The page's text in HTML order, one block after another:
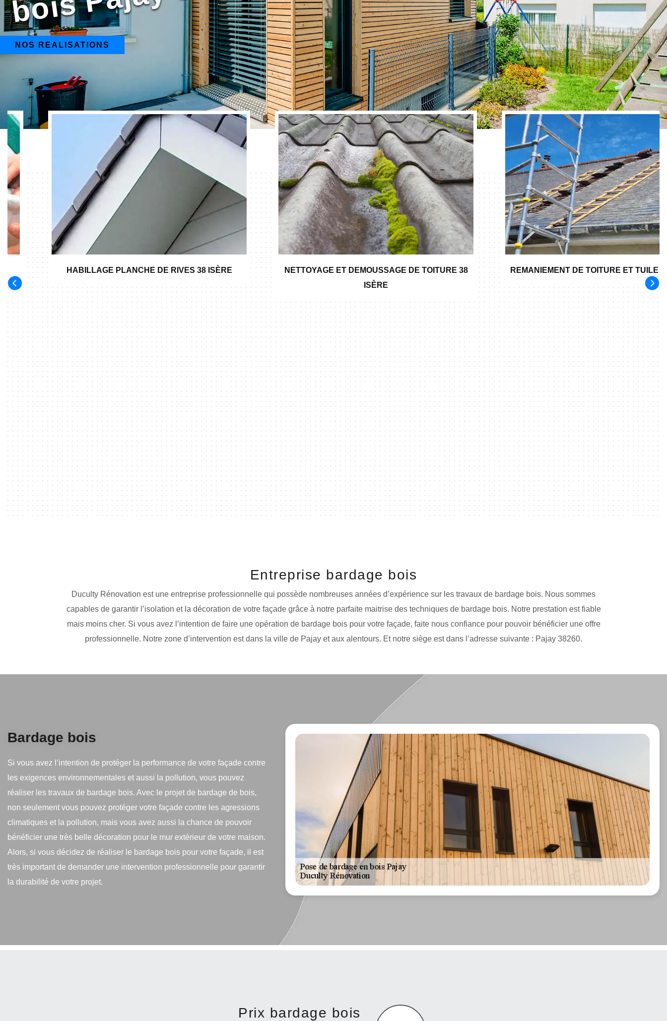
NOS REALISATIONS
HABILLAGE PLANCHE DE RIVES 38 ISÈRE
NETTOYAGE ET DEMOUSSAGE DE TOITURE 38
ISÈRE
REMANIEMENT DE TOITURE ET TUILE
Entreprise bardage bois
Duculty Rénovation est une entreprise professionnelle qui possède nombreuses années d’expérience sur les travaux de bardage bois. Nous sommes
capables de garantir l’isolation et la décoration de votre façade grâce à notre parfaite maitrise des techniques de bardage bois. Notre prestation est fiable
mais moins cher. Si vous avez l’intention de faire une opération de bardage bois pour votre façade, faite nous confiance pour pouvoir bénéficier une offre
professionnelle. Notre zone d’intervention est dans la ville de Pajay et aux alentours. Et notre siège est dans l’adresse suivante : Pajay 38260.
Bardage bois
Si vous avez l’intention de protéger la performance de votre façade contre
les exigences environnementales et aussi la pollution, vous pouvez
réaliser les travaux de bardage bois. Avec le projet de bardage de bois,
non seulement vous pouvez protéger votre façade contre les agressions
climatiques et la pollution, mais vous avez aussi la chance de pouvoir
bénéficier une très belle décoration pour le mur extérieur de votre maison.
Alors, si vous décidez de réaliser le bardage bois pour votre façade, il est
très important de demander une intervention professionnelle pour garantir
la durabilité de votre projet.
Prix bardage bois